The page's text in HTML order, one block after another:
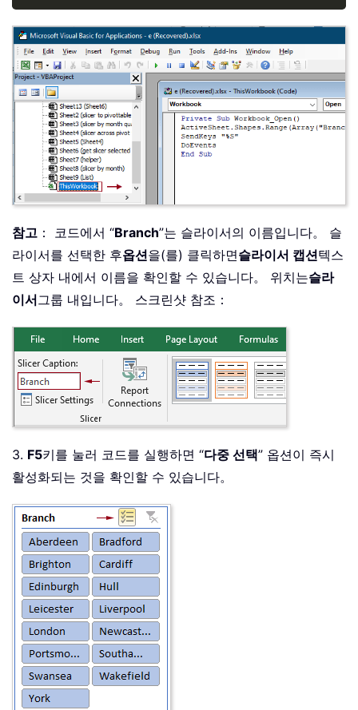
참고 ： 코드에서 “Branch”는 슬라이서의 이름입니다。 슬
라이서를 선택한 후옵션을(를) 클릭하면슬라이서 캡션텍스
트 상자 내에서 이름을 확인할 수 있습니다。 위치는슬라
이서그룹 내입니다。 스크린샷 참조：
3. F5키를 눌러 코드를 실행하면 “다중 선택” 옵션이 즉시
활성화되는 것을 확인할 수 있습니다。